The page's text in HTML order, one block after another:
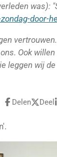
was):
door-
Ook
leggen wij
Delen Deel